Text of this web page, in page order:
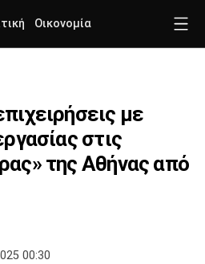
Οικονομία
με
στις
της Αθήνας από
00:30